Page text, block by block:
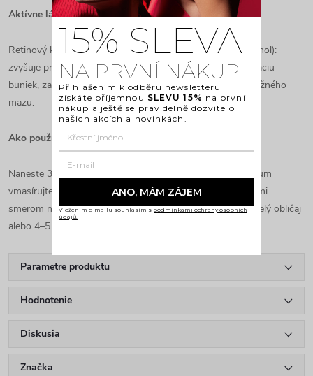
Aktívne látky:
Retinový komplex (0,1 % retinol, 0,1 % retinal, 1 % bioretinol):
zvyšuje produkciu kolagénu a elastínu, podporuje regeneráciu
buniek, zabezpečuje jemnú exfoliáciu a redukuje tvorbu kožného
mazu.
Ako používať:
Naneste 3–5 kvapiek do dlane, ruky si jemne pretrite a sérum
vmasírujte do tváre, krku a dekoltu. Masírujte oboma rukami
smerom nahor. Odporúčané množstvo je 2–3 kvapky na celý obličaj
alebo 4–5 kvapiek na tvár, krk a dekolt.
Parametre produktu
Hodnotenie
Diskusia
Značka
15% SLEVA
NA PRVNÍ NÁKUP
Přihlášením k odběru newsletteru
získáte příjemnou SLEVU 15% na první
nákup a ještě se pravidelně dozvíte o
našich akcích a novinkách.
ANO, MÁM ZÁJEM
Vložením e-mailu souhlasím s podmínkami ochrany osobních
údajů.